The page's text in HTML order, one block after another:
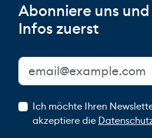
Abonniere uns
Infos zuerst
Ich möchte Ihren
akzeptiere die